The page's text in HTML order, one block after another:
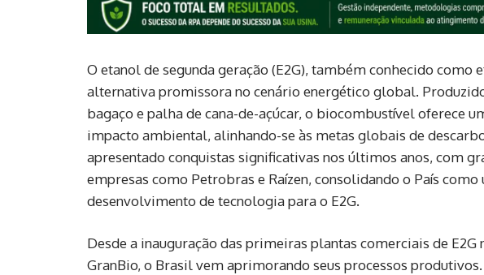
O etanol de segunda geração (E2G), também conhecido
alternativa promissora no cenário energético global.
bagaço e palha de cana-de-açúcar, o biocombustível oferece
impacto ambiental, alinhando-se às metas globais de
apresentado conquistas significativas nos últimos anos, com
empresas como Petrobras e Raízen, consolidando o País
desenvolvimento de tecnologia para o E2G.
Desde a inauguração das primeiras plantas comerciais de E2G
GranBio, o Brasil vem aprimorando seus processos